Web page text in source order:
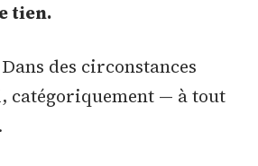
tien.
Dans des circonstances
catégoriquement — à tout